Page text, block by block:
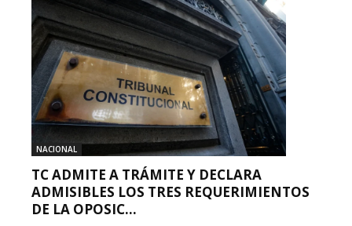
NACIONAL
TC ADMITE A TRÁMITE Y DECLARA
ADMISIBLES LOS TRES REQUERIMIENTOS
DE LA OPOSIC...